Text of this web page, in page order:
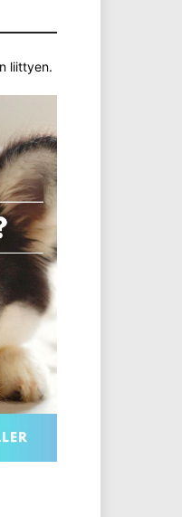
liittyen.